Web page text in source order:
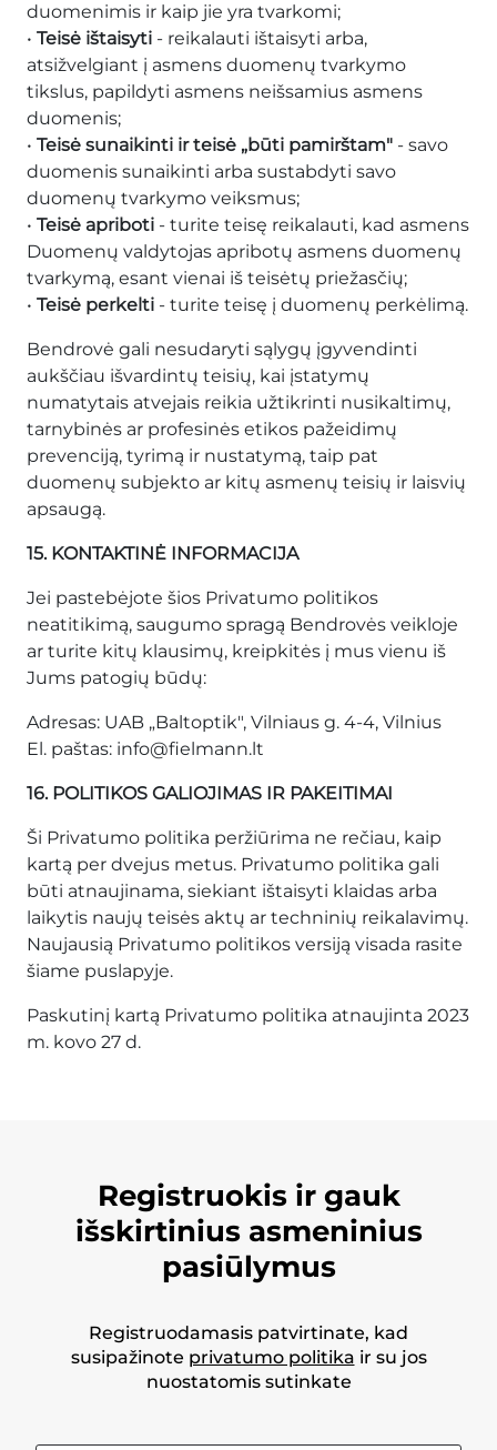
duomenimis ir kaip jie yra tvarkomi;
• Teisė ištaisyti - reikalauti ištaisyti arba,
atsižvelgiant į asmens duomenų tvarkymo
tikslus, papildyti asmens neišsamius asmens
duomenis;
• Teisė sunaikinti ir teisė „būti pamirštam" - savo
duomenis sunaikinti arba sustabdyti savo
duomenų tvarkymo veiksmus;
• Teisė apriboti - turite teisę reikalauti, kad asmens
Duomenų valdytojas apribotų asmens duomenų
tvarkymą, esant vienai iš teisėtų priežasčių;
• Teisė perkelti - turite teisę į duomenų perkėlimą.
Bendrovė gali nesudaryti sąlygų įgyvendinti
aukščiau išvardintų teisių, kai įstatymų
numatytais atvejais reikia užtikrinti nusikaltimų,
tarnybinės ar profesinės etikos pažeidimų
prevenciją, tyrimą ir nustatymą, taip pat
duomenų subjekto ar kitų asmenų teisių ir laisvių
apsaugą.
15. KONTAKTINĖ INFORMACIJA
Jei pastebėjote šios Privatumo politikos
neatitikimą, saugumo spragą Bendrovės veikloje
ar turite kitų klausimų, kreipkitės į mus vienu iš
Jums patogių būdų:
Adresas: UAB „Baltoptik", Vilniaus g. 4-4, Vilnius
El. paštas: info@fielmann.lt
16. POLITIKOS GALIOJIMAS IR PAKEITIMAI
Ši Privatumo politika peržiūrima ne rečiau, kaip
kartą per dvejus metus. Privatumo politika gali
būti atnaujinama, siekiant ištaisyti klaidas arba
laikytis naujų teisės aktų ar techninių reikalavimų.
Naujausią Privatumo politikos versiją visada rasite
šiame puslapyje.
Paskutinį kartą Privatumo politika atnaujinta 2023
m. kovo 27 d.
Registruokis ir gauk
išskirtinius asmeninius
pasiūlymus
Registruodamasis patvirtinate, kad
susipažinote privatumo politika ir su jos
nuostatomis sutinkate